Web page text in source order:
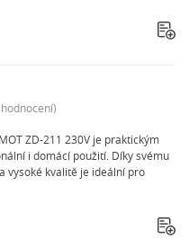
ZD-211 230V je praktickým
i domácí použití. Díky svému
vysoké kvalitě je ideální pro